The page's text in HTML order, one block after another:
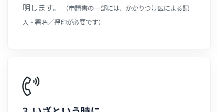
明します。
（申請書の一部には、かかりつけ医による記
入・署名／押印が必要です）